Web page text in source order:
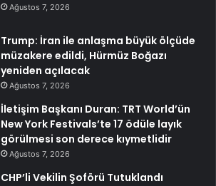
Ağustos 7, 2026
Trump: İran ile anlaşma büyük ölçüde
müzakere edildi, Hürmüz Boğazı
yeniden açılacak
Ağustos 7, 2026
İletişim Başkanı Duran: TRT World’ün
New York Festivals’te 17 ödüle layık
görülmesi son derece kıymetlidir
Ağustos 7, 2026
CHP’li Vekilin Şoförü Tutuklandı